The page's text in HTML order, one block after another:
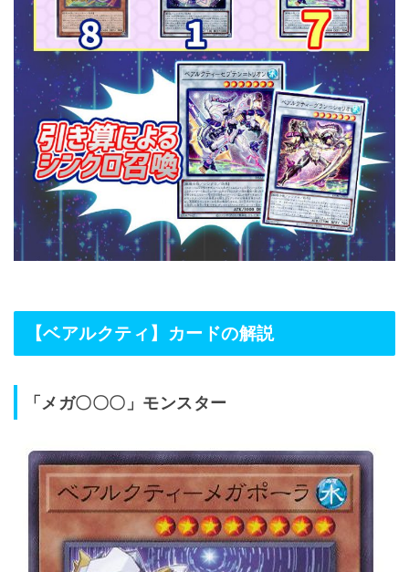
【ベアルクティ】カードの解説
「メガ〇〇〇」モンスター